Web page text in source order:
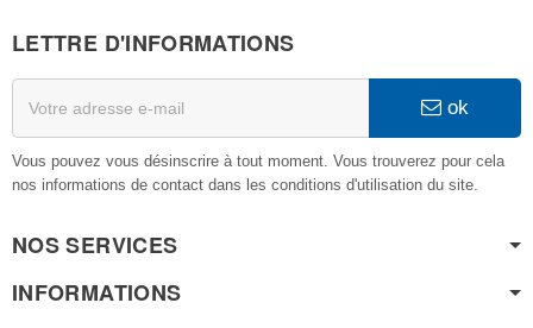
LETTRE D'INFORMATIONS
ok
Vous pouvez vous désinscrire à tout moment. Vous trouverez pour cela
nos informations de contact dans les conditions d'utilisation du site.
NOS SERVICES
INFORMATIONS